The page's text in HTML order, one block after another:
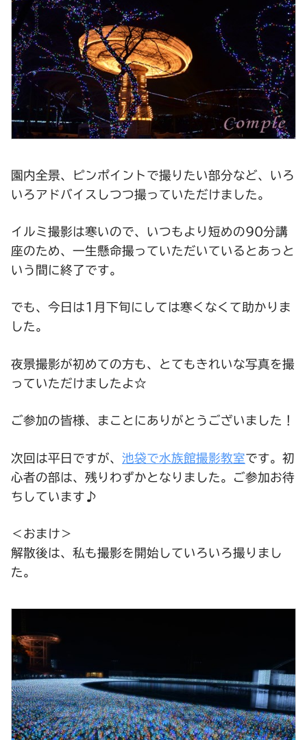
園内全景、ピンポイントで撮りたい部分など、いろ
いろアドバイスしつつ撮っていただけました。
イルミ撮影は寒いので、いつもより短めの90分講
座のため、一生懸命撮っていただいているとあっと
いう間に終了です。
でも、今日は1月下旬にしては寒くなくて助かりま
した。
夜景撮影が初めての方も、とてもきれいな写真を撮
っていただけましたよ☆
ご参加の皆様、まことにありがとうございました！
次回は平日ですが、 池袋で水族館撮影教室です。初
心者の部は、残りわずかとなりました。ご参加お待
ちしています♪
＜おまけ＞
解散後は、私も撮影を開始していろいろ撮りまし
た。